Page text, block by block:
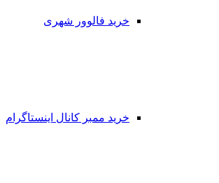
خرید فالوور شهری
خرید ممبر کانال اینستاگرام